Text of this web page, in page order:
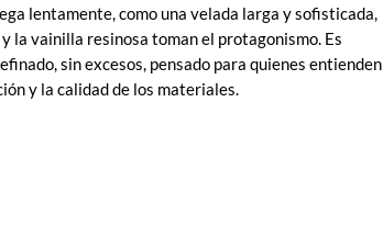
lentamente, como una velada larga y sofisticada,
la vainilla resinosa toman el protagonismo. Es
sin excesos, pensado para quienes entienden
y la calidad de los materiales.